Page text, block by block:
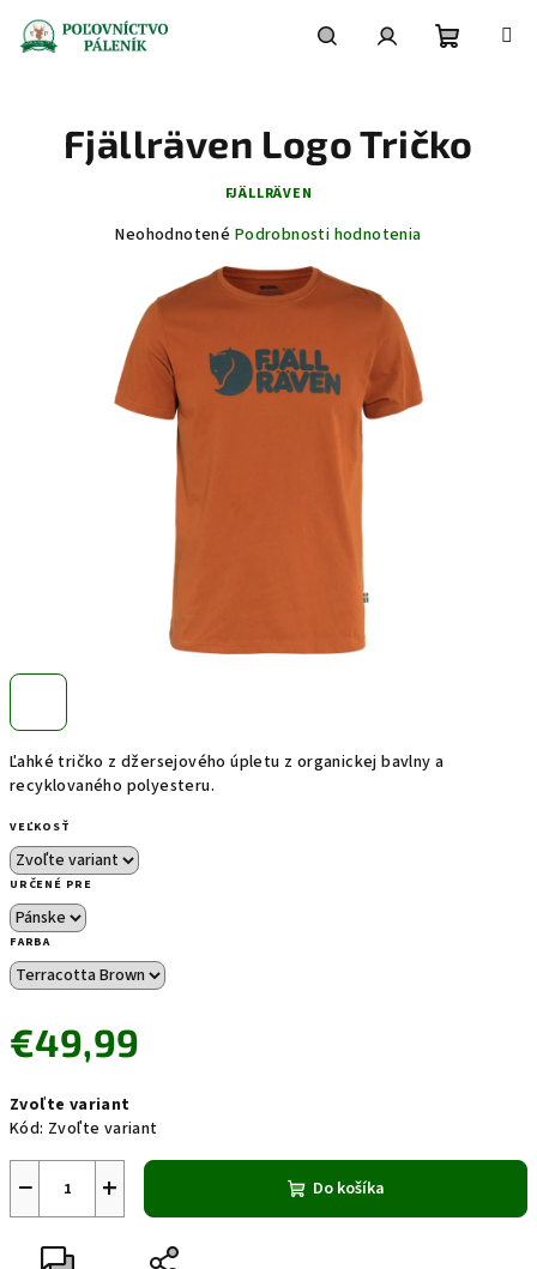
obsah
košík
Ľahké tričko z džersejového úpletu z organickej bavlny a
recyklovaného polyesteru.
VEĽKOSŤ
URČENÉ PRE
FARBA
€49,99
cena:
Zvoľte variant
Kód: Zvoľte variant
+
− Do košíka
Fjällräven Logo Tričko
FJÄLLRÄVEN
Priemerné
produktu
0,0
5
hviezdičiek.
Neohodnotené Podrobnosti hodnotenia